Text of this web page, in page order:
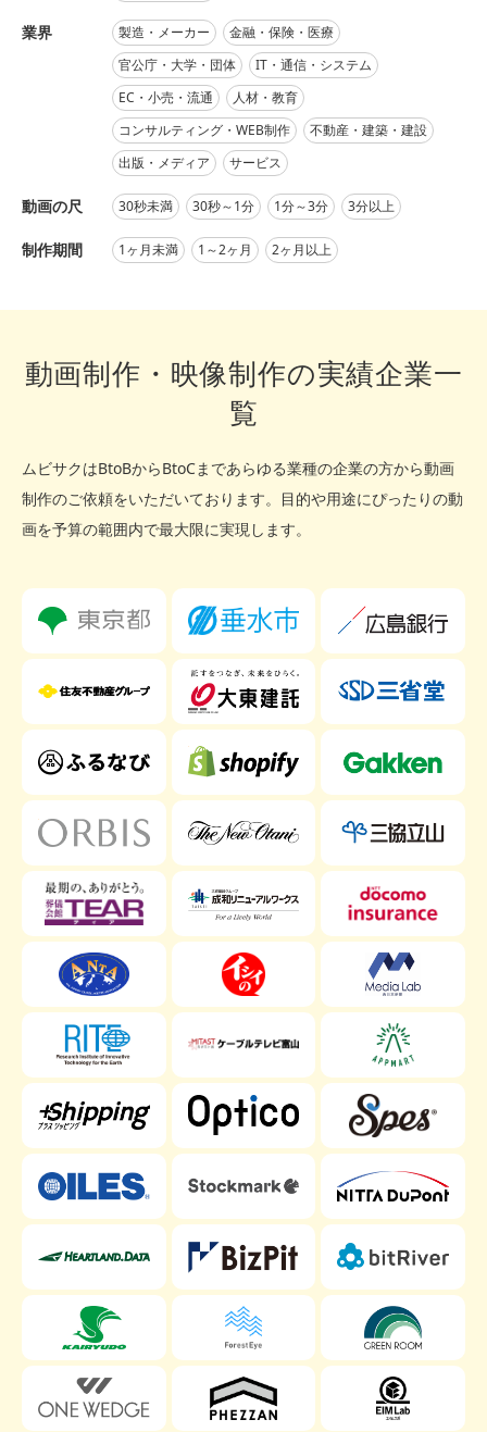
業界 製造・メーカー
金融・保険・医療
官公庁・大学・団体
IT・通信・システム
EC・小売・流通
人材・教育
コンサルティング・WEB制作
不動産・建築・建設
出版・メディア
サービス
動画の尺 30秒未満 30秒～1分 1分～3分 3分以上
制作期間 1ヶ月未満 1～2ヶ月 2ヶ月以上
動画制作・映像制作の実績企業一
覧
ムビサクはBtoBからBtoCまであらゆる業種の企業の方から動画
制作のご依頼をいただいております。
目的や用途にぴったりの動
画を予算の範囲内で最大限に実現します。